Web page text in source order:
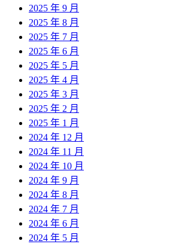
2025 年 9 月
2025 年 8 月
2025 年 7 月
2025 年 6 月
2025 年 5 月
2025 年 4 月
2025 年 3 月
2025 年 2 月
2025 年 1 月
2024 年 12 月
2024 年 11 月
2024 年 10 月
2024 年 9 月
2024 年 8 月
2024 年 7 月
2024 年 6 月
2024 年 5 月